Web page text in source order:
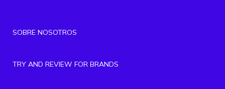
SOBRE NOSOTROS
TRY AND REVIEW FOR BRANDS